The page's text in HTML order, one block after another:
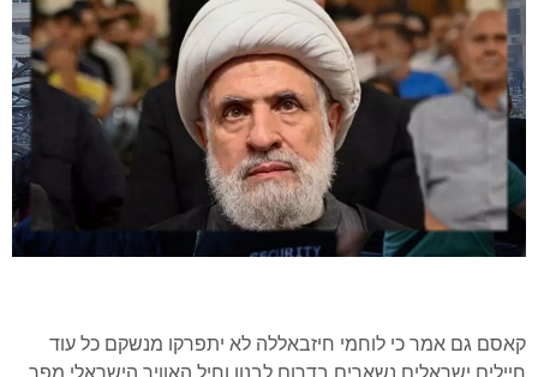
קאסם גם אמר כי לוחמי חיזבאללה לא יתפרקו מנשקם כל עוד
חיילים ישראלים נשארים בדרום לבנון וחיל האוויר הישראלי מפר